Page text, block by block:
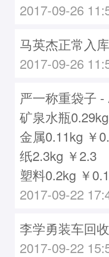
2017-09-26
马英杰正常入
2017-09-26
严一称重袋子 -
矿泉水瓶
金属0.11kg ￥
纸2.3kg ￥2.3
塑料0.2kg ￥
2017-09-22
李学勇装车回
2017-09-22